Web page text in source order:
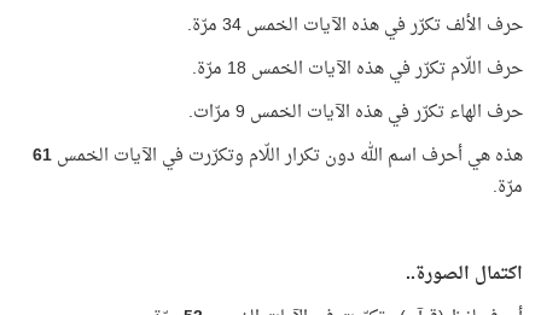
حرف الألف تكرّر في هذه الآيات الخمس 34 مرّة.
حرف اللّام تكرّر في هذه الآيات الخمس 18 مرّة.
حرف الهاء تكرّر في هذه الآيات الخمس 9 مرّات.
هذه هي أحرف اسم الله دون تكرار اللّام وتكرّرت في الآيات الخمس61
مرّة.
اكتمال الصورة..